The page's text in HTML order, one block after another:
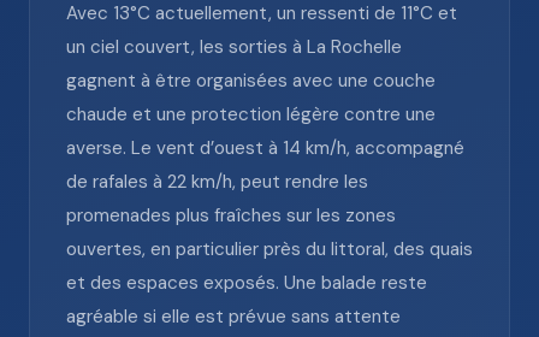
Avec 13°C actuellement, un ressenti de 11°C et
un ciel couvert, les sorties à La Rochelle
gagnent à être organisées avec une couche
chaude et une protection légère contre une
averse. Le vent d’ouest à 14 km/h, accompagné
de rafales à 22 km/h, peut rendre les
promenades plus fraîches sur les zones
ouvertes, en particulier près du littoral, des quais
et des espaces exposés. Une balade reste
agréable si elle est prévue sans attente